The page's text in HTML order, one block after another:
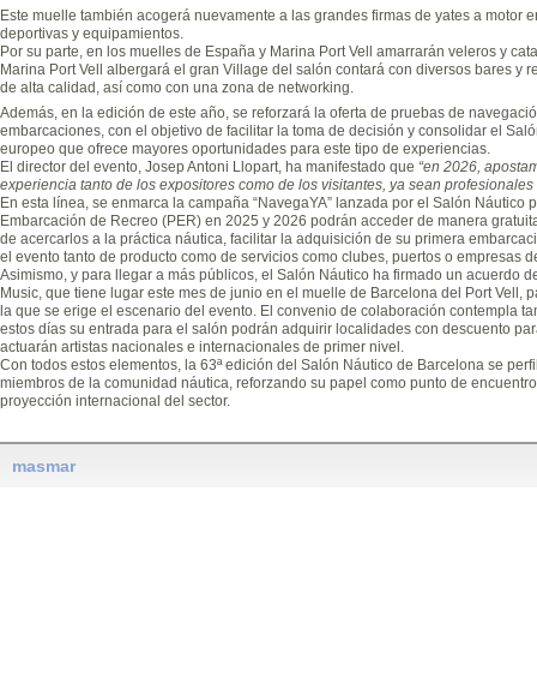
Este muelle también acogerá nuevamente a las grandes firmas de yates a motor
deportivas y equipamientos.
Por su parte, en los muelles de España y Marina Port Vell amarrarán veleros y
Marina Port Vell albergará el gran Village del salón contará con diversos bares y
de alta calidad, así como con una zona de networking.
Además, en la edición de este año, se reforzará la oferta de pruebas de
embarcaciones, con el objetivo de facilitar la toma de decisión y consolidar el
europeo que ofrece mayores oportunidades para este tipo de experiencias.
El director del evento, Josep Antoni Llopart, ha manifestado que “en 2026,
experiencia tanto de los expositores como de los visitantes, ya sean
En esta línea, se enmarca la campaña “NavegaYA” lanzada por el Salón Náutico
Embarcación de Recreo (PER) en 2025 y 2026 podrán acceder de manera
de acercarlos a la práctica náutica, facilitar la adquisición de su primera
el evento tanto de producto como de servicios como clubes, puertos o empresas
Asimismo, y para llegar a más públicos, el Salón Náutico ha firmado un acuerdo
Music, que tiene lugar este mes de junio en el muelle de Barcelona del Port Vell,
la que se erige el escenario del evento. El convenio de colaboración contempla
estos días su entrada para el salón podrán adquirir localidades con descuento
actuarán artistas nacionales e internacionales de primer nivel.
Con todos estos elementos, la 63ª edición del Salón Náutico de Barcelona se
miembros de la comunidad náutica, reforzando su papel como punto de
proyección internacional del sector.
masmar